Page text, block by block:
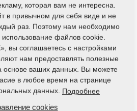
Определить доступность
0,0350 Кг
которая вам не интересна.
в привычном для себя виде и не
раз. Поэтому нам необходимо
файлов cookie.
вы соглашаетесь с настройками
нам предоставлять полезные
основе ваших данных. Вы можете
в любое время на странице
данных. Подробнее
cookies